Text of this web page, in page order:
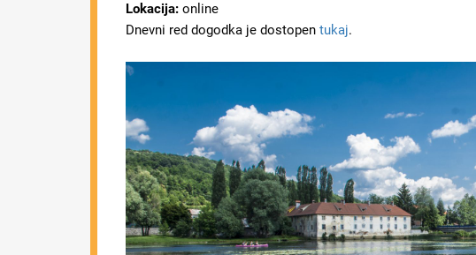
Lokacija: online
Dnevni red dogodka je dostopen tukaj.